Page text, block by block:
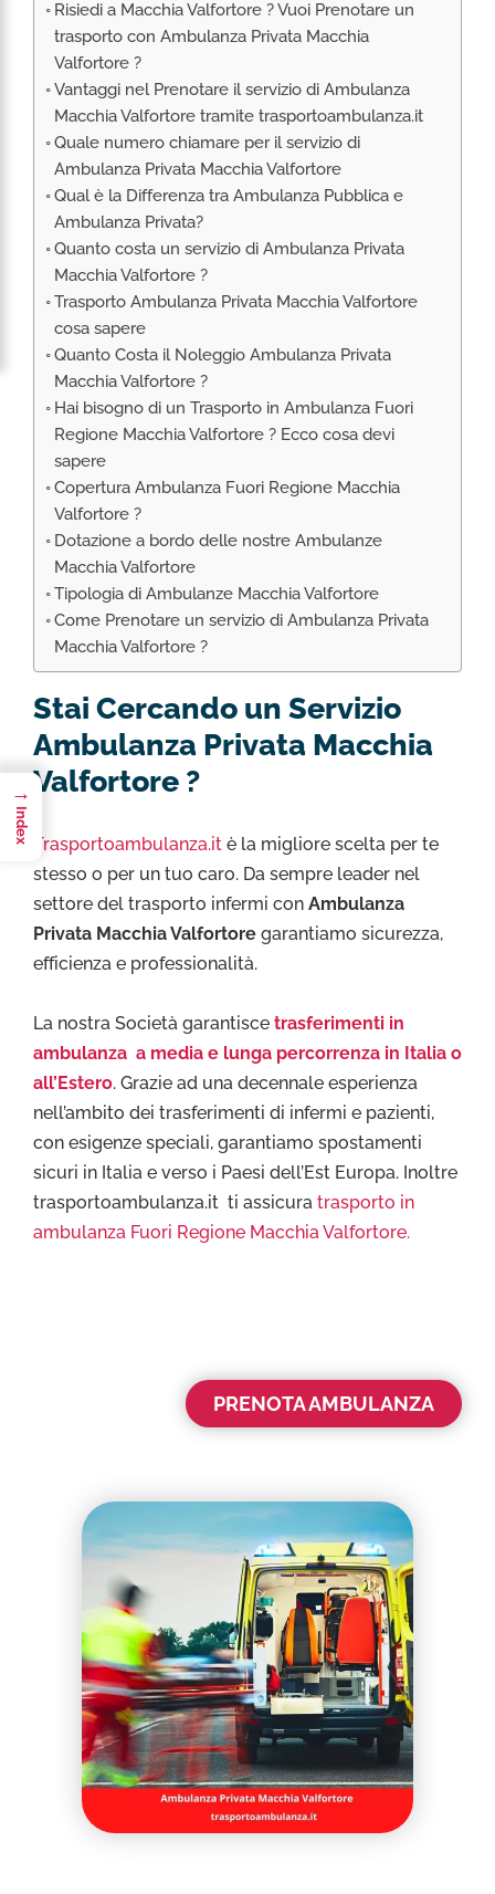
RIMPATRIO SANITARIO ITALIA
AMBULANZA SET CINEMATOGRAFICI
VOLO SANITARIO
TRASPORTO SANITARIO: VOLI DI LINEA,
ELIAMBULANZA ED AMBULANZA
TRASPORTO ECMO O CIRCOLAZIONE
EXTRACORPOREA
TRASPORTO PER NEONATI E PEDIATRICO
Risiedi a Macchia Valfortore ? Vuoi Prenotare un
trasporto con Ambulanza Privata Macchia
Valfortore ?
Vantaggi nel Prenotare il servizio di Ambulanza
Macchia Valfortore tramite trasportoambulanza.it
Quale numero chiamare per il servizio di
Ambulanza Privata Macchia Valfortore
Qual è la Differenza tra Ambulanza Pubblica e
Ambulanza Privata?
Quanto costa un servizio di Ambulanza Privata
Macchia Valfortore ?
Trasporto Ambulanza Privata Macchia Valfortore
cosa sapere
Quanto Costa il Noleggio Ambulanza Privata
Macchia Valfortore ?
Hai bisogno di un Trasporto in Ambulanza Fuori
Regione Macchia Valfortore ? Ecco cosa devi
sapere
Copertura Ambulanza Fuori Regione Macchia
Valfortore ?
Dotazione a bordo delle nostre Ambulanze
Macchia Valfortore
Tipologia di Ambulanze Macchia Valfortore
Come Prenotare un servizio di Ambulanza Privata
Macchia Valfortore ?
Stai Cercando un Servizio
Ambulanza Privata Macchia
Valfortore ?
Trasportoambulanza.it è la migliore scelta per te
stesso o per un tuo caro. Da sempre leader nel
settore del trasporto infermi con Ambulanza
Privata Macchia Valfortore garantiamo sicurezza,
efficienza e professionalità.
La nostra Società garantisce trasferimenti in
ambulanza a media e lunga percorrenza in Italia o
all’Estero. Grazie ad una decennale esperienza
nell’ambito dei trasferimenti di infermi e pazienti,
con esigenze speciali, garantiamo spostamenti
sicuri in Italia e verso i Paesi dell’Est Europa. Inoltre
trasportoambulanza.it ti assicura trasporto in
ambulanza Fuori Regione Macchia Valfortore.
PRENOTA AMBULANZA
→
Index